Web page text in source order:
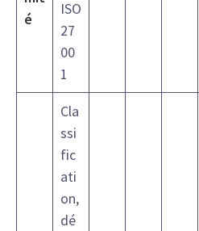
é
ISO
27
00
1
Cla
ssi
fic
ati
on,
dé